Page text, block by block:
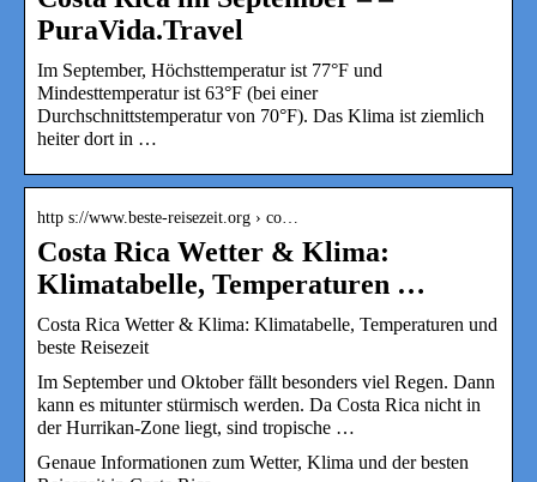
PuraVida.Travel
Im September, Höchsttemperatur ist 77°F und
Mindesttemperatur ist 63°F (bei einer
Durchschnittstemperatur von 70°F). Das Klima ist ziemlich
heiter dort in …
http s://www.beste-reisezeit.org › co…
Costa Rica Wetter & Klima:
Klimatabelle, Temperaturen …
Costa Rica Wetter & Klima: Klimatabelle, Temperaturen und
beste Reisezeit
Im September und Oktober fällt besonders viel Regen. Dann
kann es mitunter stürmisch werden. Da Costa Rica nicht in
der Hurrikan-Zone liegt, sind tropische …
Genaue Informationen zum Wetter, Klima und der besten